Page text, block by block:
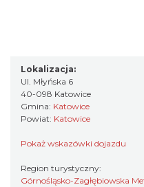
Lokalizacja:
Ul. Młyńska 6
40-098 Katowice
Gmina: Katowice
Powiat: Katowice
Pokaż wskazówki dojazdu
Region turystyczny:
Górnośląsko-Zagłębiowska